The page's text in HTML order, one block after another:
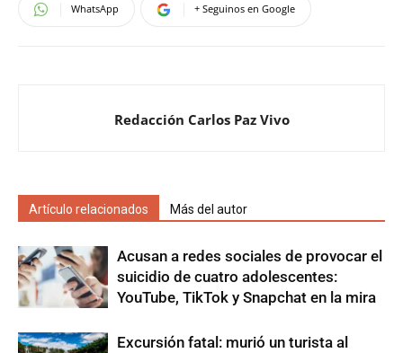
WhatsApp + Seguinos en Google
Redacción Carlos Paz Vivo
Artículo relacionados Más del autor
Acusan a redes sociales de provocar el
suicidio de cuatro adolescentes:
YouTube, TikTok y Snapchat en la mira
Excursión fatal: murió un turista al